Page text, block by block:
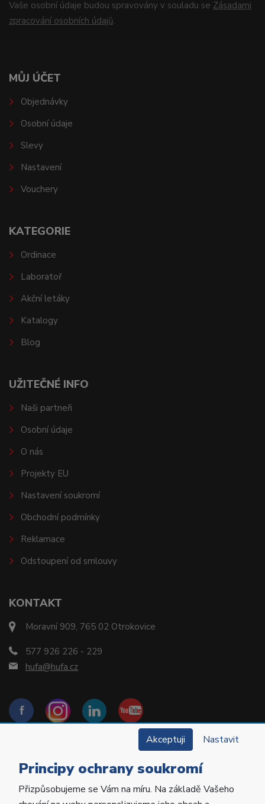
Vaše osobní údaje budou spravovány v souladu se Zásadami
zpracování osobních údajů.
KONTAKT
Moravní 909, 765 02 Otrokovice
577 926 226 - 229
hufa@hufa.cz
MŮJ ÚČET
Objednávky
Osobní údaje
Slevy
Nastavení
Vouchery
KATEGORIE
Ordinace
Laboratoř
Akční letáky
Katalogy
Blog
UŽITEČNÉ INFO
Naši partneři
Osobní údaje
O nás
Projekty EU
Nastavení soukromí
Obchodní podmínky
Reklamace
Odstoupení od smlouvy
Copyright © 2022 Hu-Fa Dental a.s. Všechna práva
Akceptuji Nastavit
Principy ochrany soukromí
Přizpůsobujeme se Vám na míru. Na základě Vašeho